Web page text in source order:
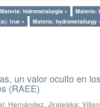
Materia: hidrometalurgia × Materia:
true × Materia: hydrometallurgy
un valor oculto en
(RAEE)
; Hernández, Jiraleiska;